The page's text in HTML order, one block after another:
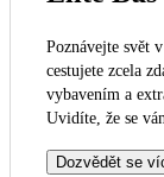
Poznávejte svět
cestujete zcela
vybavením a
Uvidíte, že se
Dozvědět se